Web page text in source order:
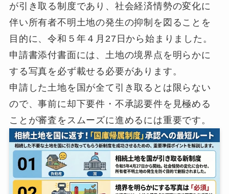
が引き取る制度であり、社会経済情勢の変化に
伴い所有者不明土地の発生の抑制を図ることを
目的に、令和５年４月27日から始まりました。
申請書添付書面には、土地の境界点を明らかに
する写真を必ず載せる必要があります。
申請した土地を国が全て引き取るとは限らない
ので、事前に却下要件・不承認要件を見極める
ことが審査をスムーズに進めるには重要です。